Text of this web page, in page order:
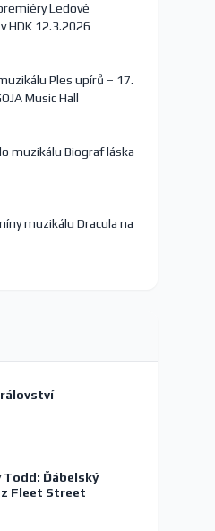
Ledové
HDK 12.3.2026
Ples upírů – 17.
Music Hall
muzikálu Biograf láska
muzikálu Dracula na
Todd: Ďábelský
Fleet Street